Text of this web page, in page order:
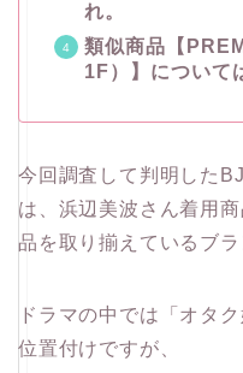
れ。
類似商品【
1F）】について
今回調査して判明した
は、浜辺美波さん着用
品を取り揃えているブラ
ドラマの中では「オタ
位置付けですが、